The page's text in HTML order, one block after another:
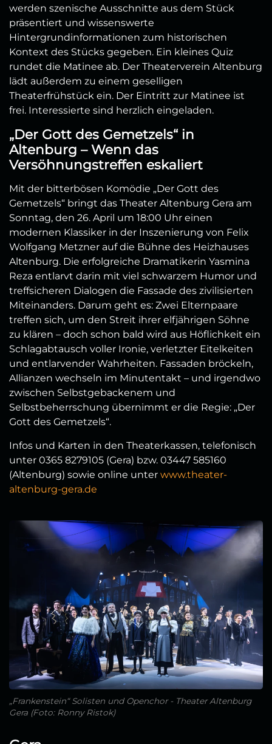
werden szenische Ausschnitte aus dem Stück
präsentiert und wissenswerte
Hintergrundinformationen zum historischen
Kontext des Stücks gegeben. Ein kleines Quiz
rundet die Matinee ab. Der Theaterverein Altenburg
lädt außerdem zu einem geselligen
Theaterfrühstück ein. Der Eintritt zur Matinee ist
frei. Interessierte sind herzlich eingeladen.
„Der Gott des Gemetzels“ in
Altenburg – Wenn das
Versöhnungstreffen eskaliert
Mit der bitterbösen Komödie „Der Gott des
Gemetzels“ bringt das Theater Altenburg Gera am
Sonntag, den 26. April um 18:00 Uhr einen
modernen Klassiker in der Inszenierung von Felix
Wolfgang Metzner auf die Bühne des Heizhauses
Altenburg. Die erfolgreiche Dramatikerin Yasmina
Reza entlarvt darin mit viel schwarzem Humor und
treffsicheren Dialogen die Fassade des zivilisierten
Miteinanders. Darum geht es: Zwei Elternpaare
treffen sich, um den Streit ihrer elfjährigen Söhne
zu klären – doch schon bald wird aus Höflichkeit ein
Schlagabtausch voller Ironie, verletzter Eitelkeiten
und entlarvender Wahrheiten. Fassaden bröckeln,
Allianzen wechseln im Minutentakt – und irgendwo
zwischen Selbstgebackenem und
Selbstbeherrschung übernimmt er die Regie: „Der
Gott des Gemetzels“.
Infos und Karten in den Theaterkassen, telefonisch
unter 0365 8279105 (Gera) bzw. 03447 585160
(Altenburg) sowie online unter www.theater-
altenburg-gera.de
„Frankenstein“ Solisten und Openchor - Theater Altenburg
Gera (Foto: Ronny Ristok)